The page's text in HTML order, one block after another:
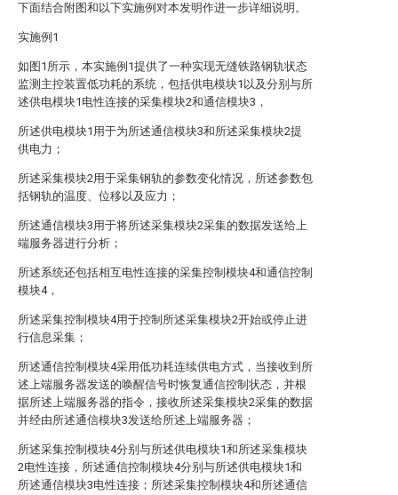
下面结合附图和以下实施例对本发明作进一步详细说明。
实施例1
如图1所示，本实施例1提供了一种实现无缝铁路钢轨状态
监测主控装置低功耗的系统，包括供电模块1以及分别与所
述供电模块1电性连接的采集模块2和通信模块3，
所述供电模块1用于为所述通信模块3和所述采集模块2提
供电力；
所述采集模块2用于采集钢轨的参数变化情况，所述参数包
括钢轨的温度、位移以及应力；
所述通信模块3用于将所述采集模块2采集的数据发送给上
端服务器进行分析；
所述系统还包括相互电性连接的采集控制模块4和通信控制
模块4，
所述采集控制模块4用于控制所述采集模块2开始或停止进
行信息采集；
所述通信控制模块4采用低功耗连续供电方式，当接收到所
述上端服务器发送的唤醒信号时恢复通信控制状态，并根
据所述上端服务器的指令，接收所述采集模块2采集的数据
并经由所述通信模块3发送给所述上端服务器；
所述采集控制模块4分别与所述供电模块1和所述采集模块
2电性连接，所述通信控制模块4分别与所述供电模块1和
所述通信模块3电性连接；所述采集控制模块4和所述通信